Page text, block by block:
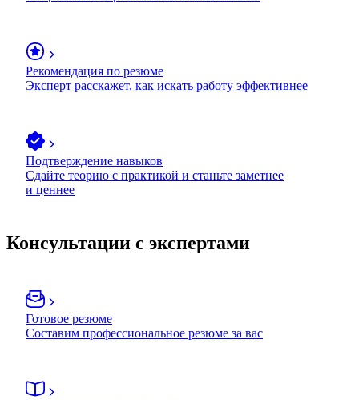
Рекомендация по резюме
Эксперт расскажет, как искать работу эффективнее
Подтверждение навыков
Сдайте теорию с практикой и станьте заметнее
и ценнее
Консультации с экспертами
Готовое резюме
Составим профессиональное резюме за вас